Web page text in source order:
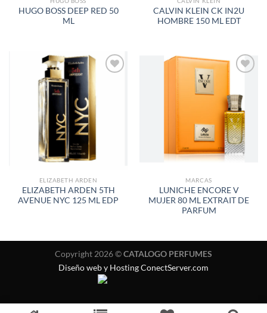
HUGO BOSS DEEP RED 50
ML
CALVIN KLEIN CK IN2U
HOMBRE 150 ML EDT
AÑADIR
DESEOS
ELIZABETH ARDEN
ELIZABETH ARDEN 5TH
AVENUE NYC 125 ML EDP
AÑADIR
A LA
LISTA
DE
DESEOS
MARCAS
LUNICHE ENCORE V
MUJER 80 ML EXTRAIT DE
PARFUM
Copyright 2026 ©CATALOGO PERFUMES
Diseño web y Hosting ConectServer.com